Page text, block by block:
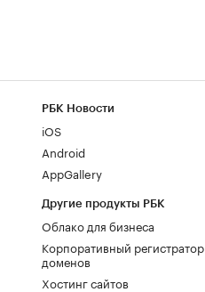
РБК Новости
iOS
Android
AppGallery
Другие продукты РБК
Облако для бизнеса
Корпоративный регистратор
доменов
Хостинг сайтов